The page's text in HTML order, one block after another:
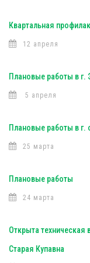
Квартальная
12 апреля
Плановые работы в г.
5 апреля
Плановые работы в г.
25 марта
Плановые работы
24 марта
Открыта техническая
Старая Купавна